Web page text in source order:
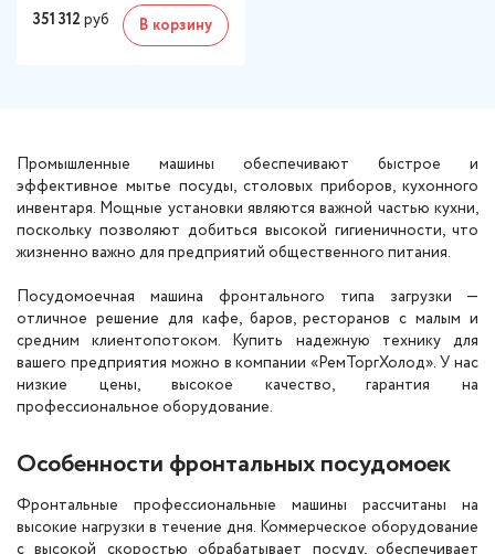
351 312 руб В корзину
Промышленные машины обеспечивают быстрое и
эффективное мытье посуды, столовых приборов, кухонного
инвентаря. Мощные установки являются важной частью кухни,
поскольку позволяют добиться высокой гигиеничности, что
жизненно важно для предприятий общественного питания.
Посудомоечная машина фронтального типа загрузки —
отличное решение для кафе, баров, ресторанов с малым и
средним клиентопотоком. Купить надежную технику для
вашего предприятия можно в компании «РемТоргХолод». У нас
низкие цены, высокое качество, гарантия на
профессиональное оборудование.
Особенности фронтальных посудомоек
Фронтальные профессиональные машины рассчитаны на
высокие нагрузки в течение дня. Коммерческое оборудование